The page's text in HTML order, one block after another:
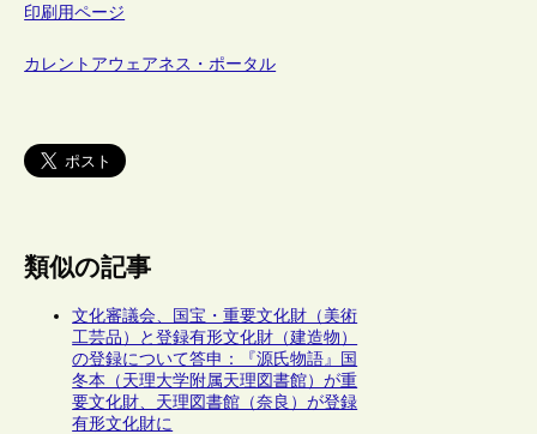
印刷用ページ
カレントアウェアネス・ポータル
類似の記事
文化審議会、国宝・重要文化財（美術
工芸品）と登録有形文化財（建造物）
の登録について答申：『源氏物語』国
冬本（天理大学附属天理図書館）が重
要文化財、天理図書館（奈良）が登録
有形文化財に